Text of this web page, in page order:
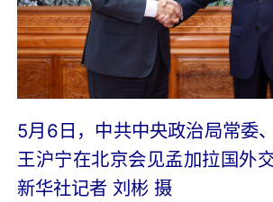
5月6日，中共中央政治局常委
王沪宁在北京会见孟加拉国外
新华社记者 刘彬 摄